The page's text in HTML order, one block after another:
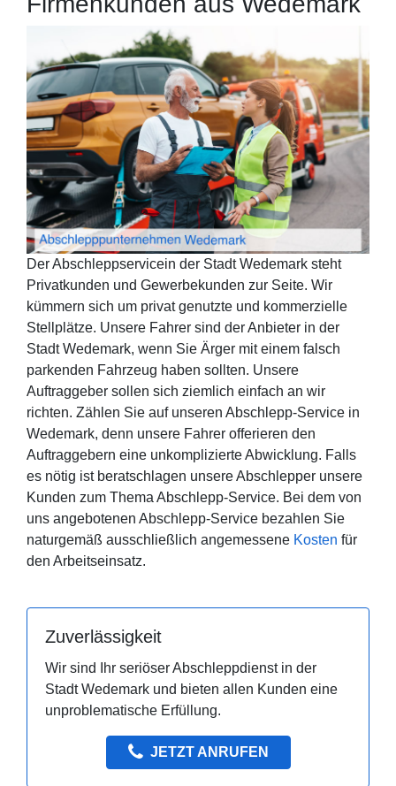
Der Abschleppservicein der Stadt Wedemark steht
Privatkunden und Gewerbekunden zur Seite. Wir
kümmern sich um privat genutzte und kommerzielle
Stellplätze. Unsere Fahrer sind der Anbieter in der
Stadt Wedemark, wenn Sie Ärger mit einem falsch
parkenden Fahrzeug haben sollten. Unsere
Auftraggeber sollen sich ziemlich einfach an wir
richten. Zählen Sie auf unseren Abschlepp-Service in
Wedemark, denn unsere Fahrer offerieren den
Auftraggebern eine unkomplizierte Abwicklung. Falls
es nötig ist beratschlagen unsere Abschlepper unsere
Kunden zum Thema Abschlepp-Service. Bei dem von
uns angebotenen Abschlepp-Service bezahlen Sie
naturgemäß ausschließlich angemessene Kosten für
den Arbeitseinsatz.
Zuverlässigkeit
Wir sind Ihr seriöser Abschleppdienst in der
Stadt Wedemark und bieten allen Kunden eine
unproblematische Erfüllung.
JETZT ANRUFEN